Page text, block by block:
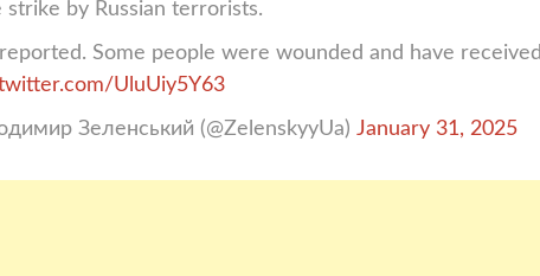
by Russian terrorists.
Some people were wounded and have received
UluUiy5Y63
Зеленський (@ZelenskyyUa) January 31, 2025